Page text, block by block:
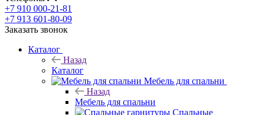
+7 910 000-21-81
+7 913 601-80-09
Заказать звонок
Каталог
Назад
Каталог
Мебель для спальни
Назад
Мебель для спальни
Спальные